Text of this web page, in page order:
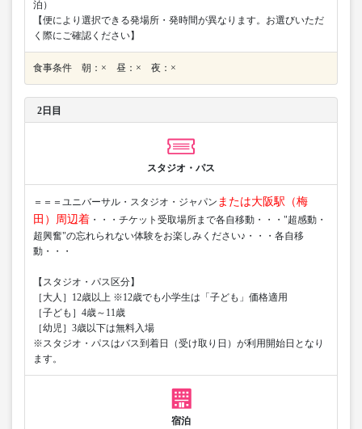
泊）
【便により選択できる発場所・発時間が異なります。お選びいただ
く際にご確認ください】
食事条件 朝：× 昼：× 夜：×
2日目
スタジオ・パス
＝＝＝ユニバーサル・スタジオ・ジャパン または大阪駅（梅
田）周辺着 ・・・チケット受取場所まで各自移動・・・"超感動・
超興奮"の忘れられない体験をお楽しみください♪・・・各自移
動・・・
【スタジオ・パス区分】
［大人］12歳以上 ※12歳でも小学生は「子ども」価格適用
［子ども］4歳～11歳
［幼児］3歳以下は無料入場
※スタジオ・パスはバス到着日（受け取り日）が利用開始日となり
ます。
宿泊